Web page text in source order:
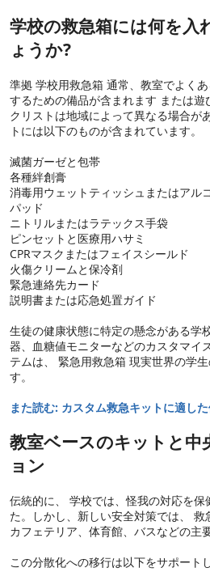
学校の救急箱には何を入
ょうか?
準拠 学校用救急箱 通常、教室でよく
するための備品が含まれます または
クリストは地域によって異なる場合が
トには以下のものが含まれています。
滅菌ガーゼと包帯
各種絆創膏
消毒用ウェットティッシュまたはアル
パッド
ニトリルまたはラテックス手袋
ピンセットと医療用ハサミ
CPRマスクまたはフェイスシールド
火傷クリームと保冷剤
緊急連絡先カード
説明書または応急処置ガイド
生徒の健康状態に特定の懸念がある学
器、血糖値モニターなどのカスタマイ
テムは、 緊急用救急箱 現実世界の学
す。
また読む: カスタム救急キットに適し
教室ベースのキットと中
ョン
伝統的に、 学校では、怪我の対応を
た。しかし、新しい安全対策では、 救
カフェテリア、体育館、バスなどの主
この分散化への移行は以下をサポート